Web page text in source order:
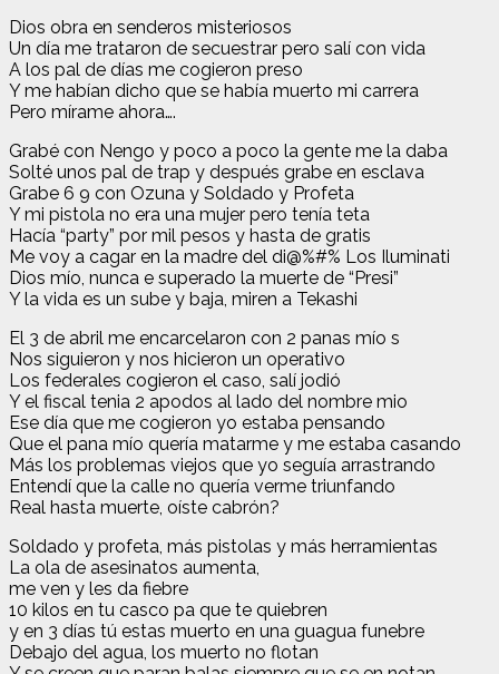
Dios obra en senderos misteriosos
Un día me trataron de secuestrar pero salí con vida
A los pal de días me cogieron preso
Y me habían dicho que se había muerto mi carrera
Pero mírame ahora….
Grabé con Nengo y poco a poco la gente me la daba
Solté unos pal de trap y después grabe en esclava
Grabe 6 9 con Ozuna y Soldado y Profeta
Y mi pistola no era una mujer pero tenía teta
Hacía “party” por mil pesos y hasta de gratis
Me voy a cagar en la madre del di@%#% Los Iluminati
Dios mío, nunca e superado la muerte de “Presi”
Y la vida es un sube y baja, miren a Tekashi
El 3 de abril me encarcelaron con 2 panas mío s
Nos siguieron y nos hicieron un operativo
Los federales cogieron el caso, salí jodió
Y el fiscal tenia 2 apodos al lado del nombre mio
Ese día que me cogieron yo estaba pensando
Que el pana mío quería matarme y me estaba casando
Más los problemas viejos que yo seguía arrastrando
Entendí que la calle no quería verme triunfando
Real hasta muerte, oíste cabrón?
Soldado y profeta, más pistolas y más herramientas
La ola de asesinatos aumenta,
me ven y les da fiebre
10 kilos en tu casco pa que te quiebren
y en 3 días tú estas muerto en una guagua funebre
Debajo del agua, los muerto no flotan